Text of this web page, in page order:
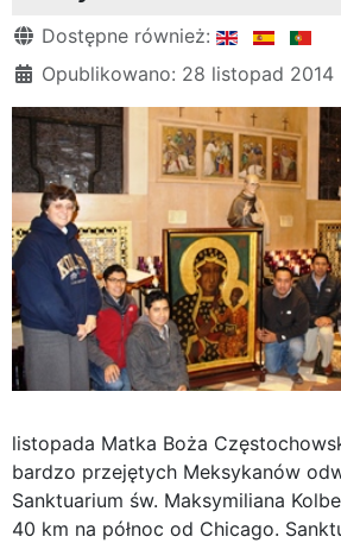
Szczegóły
Dostępne również:
Opublikowano: 28 listopad 2014
listopada Matka Boża
bardzo przejętych Meksykanów
Sanktuarium św. Maksymiliana
40 km na północ od Chicago.